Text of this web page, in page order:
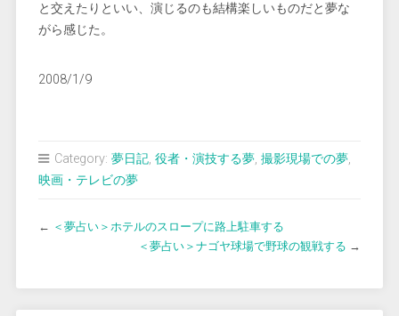
と交えたりといい、演じるのも結構楽しいものだと夢な
がら感じた。
2008/1/9
Category: 夢日記, 役者・演技する夢, 撮影現場での夢,
映画・テレビの夢
← ＜夢占い＞ホテルのスロープに路上駐車する
＜夢占い＞ナゴヤ球場で野球の観戦する →